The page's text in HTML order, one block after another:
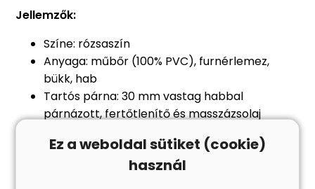
Jellemzők:
Színe: rózsaszín
Anyaga: műbőr (100% PVC), furnérlemez,
bükk, hab
Tartós párna: 30 mm vastag habbal
párnázott, fertőtlenítő és masszázsolaj
Asztal mérete fejtámla nélkül: 191 x 70 cm (Ho
Ez a weboldal sütiket (cookie)
használ